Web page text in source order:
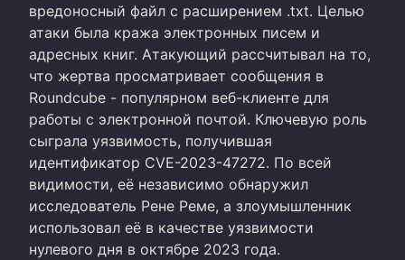
вредоносный файл с расширением .txt. Целью
атаки была кража электронных писем и
адресных книг. Атакующий рассчитывал на то,
что жертва просматривает сообщения в
Roundcube - популярном веб-клиенте для
работы с электронной почтой. Ключевую роль
сыграла уязвимость, получившая
идентификатор CVE-2023-47272. По всей
видимости, её независимо обнаружил
исследователь Рене Реме, а злоумышленник
использовал её в качестве уязвимости
нулевого дня в октябре 2023 года.